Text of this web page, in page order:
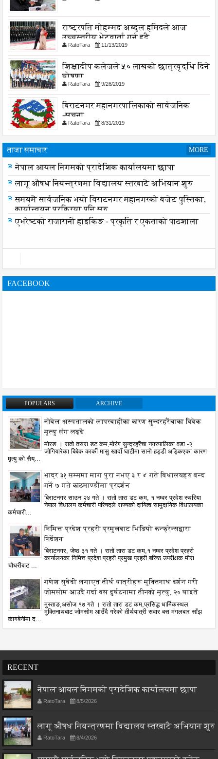
राष्ट्रपति मोहम्मद अब्दुल हमिदले आज
उच्चस्तरीय भेटवार्ता गर्नु हुदै,
RatoTara 11/13/2019
शिक्षादीप कलेजले ५० लाखको छात्रवृद्धि दिने
घोषणा
RatoTara 9/26/2019
बिराटनगर महानगरपालिकाको सार्वजनिक
-सुचना
RatoTara 8/31/2019
ताजा समाचार MORE
नेपाल आयल निगमको प्रादेशिक कार्यालयमा छापा
लागू औषध नियन्त्रणमा विद्यालय स्तरबाटै अभियान शुरु
समयमै सार्वजनिक भयो विराटनगर महानगरको बजेट पुस्तिका,
कार्यान्वयन प्रक्रिया पनि सुरु
एभरेष्टको राजारानी हाइकिङ - प्रकृति र एकताको पाठशाला
FACEBOOK
POPULARS ARCHIVE
नोबेल अस्पतालको लापरबाहीका कारण सुन्दरहरैंचाका बिबेक
मृत्यु सँग लड्दै
मोरङ । रातो तसरा डट कम,मोरंग सुन्दरहरैंचा नगरपालिका वडा -२
जोगियारेका बिबेक कार्की मासु खादाँ घाटीमा सानो हड्डी अड्किएका कारण
मृत्यु को सैय्...
भाद्र ३१ सम्ममा माग पुरा नभए ३ र ४ गते बिधालयहरु बन्द
गर्ने ७ गते काठमाण्डौंमा प्रदर्शन
बिराटनगर साउन २४ गते । रातो तारा डट कम, १ नम्वर प्रदेश स्थरिया
नेपाल विधालय कर्मचारी परिषदले राज्यको दायित्व सामुदायिक विधालयका
कर्मचारी...
निमित्त प्रदेश प्रहरी प्रमुखबाट भिडियो कन्फ्रेन्सद्वारा
निर्देशन
बिराटनगर, जेष्ठ ३१ गते । रातो तारा डट कम,१ नम्वर प्रदेश प्रहरी
कार्यालयका निमित्त प्रदेश प्रहरी प्रमुख प्रहरी बरिष्ठ उपरीक्षक मीरा
चौधरीबाट ...
गणेश सुवेदी लगाएत तीर्थ यात्रीहरू मुक्तिनाथ दर्शन गरी
जोमसोम आउदै गर्दा बस दुर्घटनामा तीनको मृत्यु, २० घाइते
मुस्ताङ,असोज १७ गते । रातो तारा डट कम,प्रसिद्ध धार्मिकस्थल
मुक्तिनाथबाट जोमसोम आउँदै गरेको तीर्थयात्री सवार बस मंगलबार साँझ
कागबेनीमा द...
RECENT
नेपाल आयल निगमको प्रादेशिक कार्यालयमा छापा
RatoTara 8/5/2026
लागू औषध नियन्त्रणमा विद्यालय स्तरबाटै अभियान शुरु
RatoTara 8/4/2026